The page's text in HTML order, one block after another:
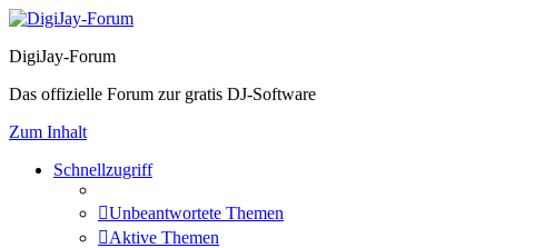
DigiJay-Forum
Das offizielle Forum zur gratis DJ-Software
Zum Inhalt
Schnellzugriff
Unbeantwortete Themen
Aktive Themen